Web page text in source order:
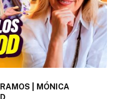
| MÓNICA